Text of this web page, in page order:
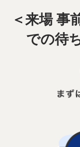
＜来場 事
での待